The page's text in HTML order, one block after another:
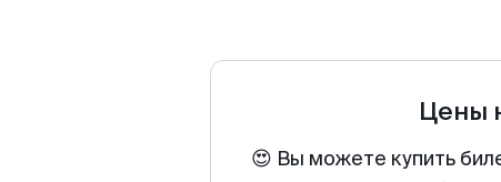
Цены
😍 Вы можете купить